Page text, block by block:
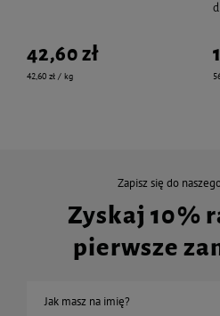
42,60 zł
42,60 zł / kg
Zapisz się do
Zyskaj 10%
pierwsze
Jak masz na imię?